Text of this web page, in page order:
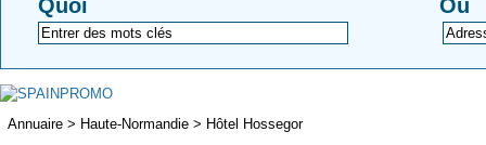
Annuaire > Haute-Normandie > Hôtel Hossegor